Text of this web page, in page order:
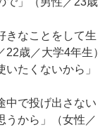
きなことをして生
歳／大学4年生）
たくないから」
中で投げ出さない
うから」（女性／